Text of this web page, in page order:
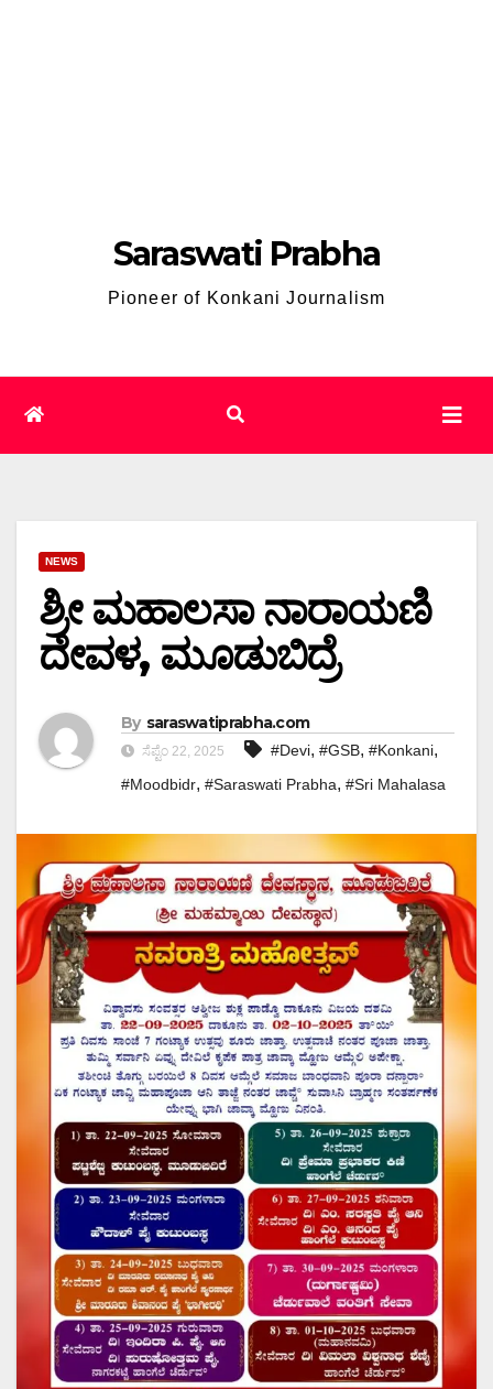
Saraswati Prabha
Pioneer of Konkani Journalism
NEWS
ಶ್ರೀ ಮಹಾಲಸಾ ನಾರಾಯಣಿ
ದೇವಳ, ಮೂಡುಬಿದ್ರೆ
By saraswatiprabha.com
ಸೆಪ್ಟೆಂ 22, 2025 #Devi, #GSB, #Konkani,
#Moodbidr, #Saraswati Prabha, #Sri Mahalasa